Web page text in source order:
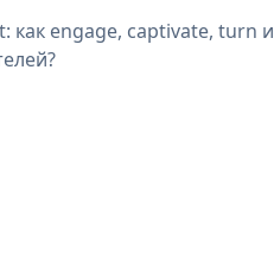
как engage, captivate, turn и